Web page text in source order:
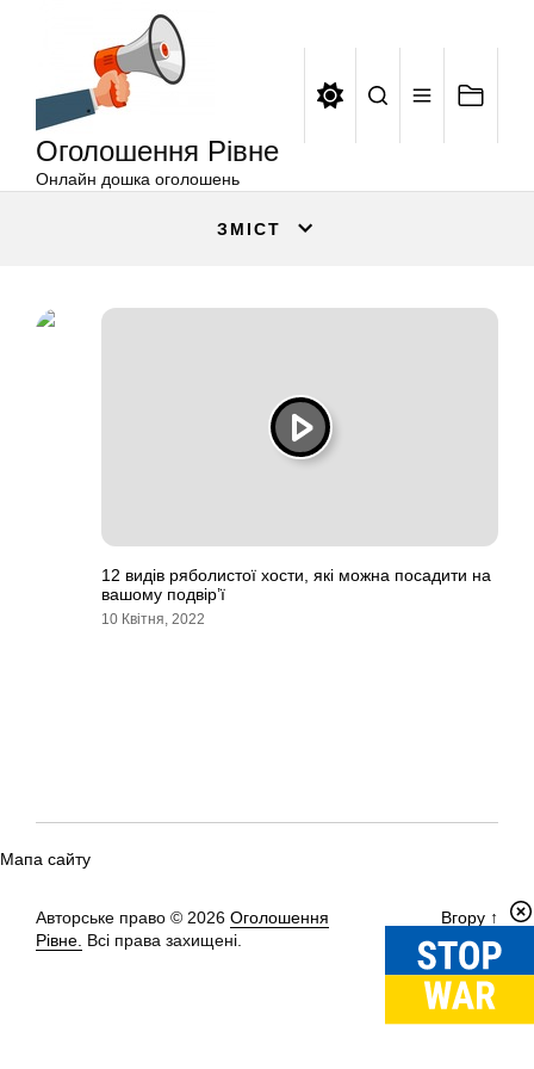
Оголошення Рівне
Онлайн дошка оголошень
ЗМІСТ
12 видів ряболистої хости, які можна посадити на
вашому подвір’ї
10 Квітня, 2022
Мапа сайту
Авторське право © 2026 Оголошення
Рівне. Всі права захищені.
Вгору ↑